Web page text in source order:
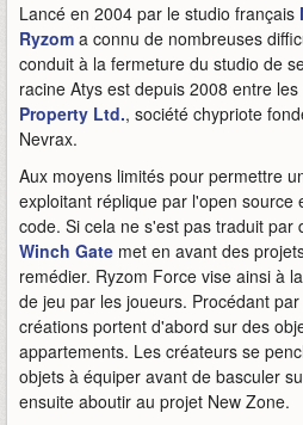
Lancé en 2004 par le studio français
Ryzom a connu de nombreuses
conduit à la fermeture du studio de
racine Atys est depuis 2008 entre
Property Ltd., société chypriote
Nevrax.
Aux moyens limités pour permettre
exploitant réplique par l'open source
code. Si cela ne s'est pas traduit par
Winch Gate met en avant des
remédier. Ryzom Force vise ainsi à
de jeu par les joueurs. Procédant
créations portent d'abord sur des
appartements. Les créateurs se
objets à équiper avant de basculer
ensuite aboutir au projet New Zone.